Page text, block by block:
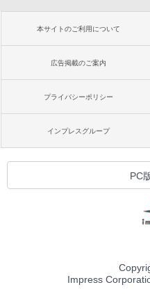
本サイトのご利用について
広告掲載のご案内
プライバシーポリシー
インプレスグループ
PC
Impress